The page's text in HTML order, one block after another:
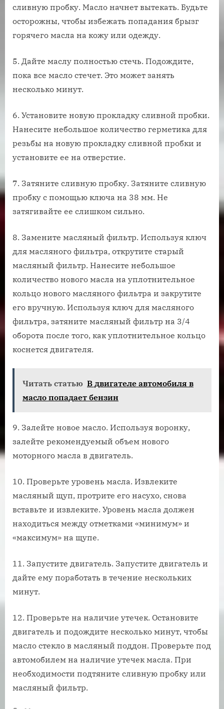
сливную пробку. Масло начнет вытекать. Будьте
осторожны, чтобы избежать попадания брызг
горячего масла на кожу или одежду.
5. Дайте маслу полностью стечь. Подождите,
пока все масло стечет. Это может занять
несколько минут.
6. Установите новую прокладку сливной пробки.
Нанесите небольшое количество герметика для
резьбы на новую прокладку сливной пробки и
установите ее на отверстие.
7. Затяните сливную пробку. Затяните сливную
пробку с помощью ключа на 38 мм. Не
затягивайте ее слишком сильно.
8. Замените масляный фильтр. Используя ключ
для масляного фильтра, открутите старый
масляный фильтр. Нанесите небольшое
количество нового масла на уплотнительное
кольцо нового масляного фильтра и закрутите
его вручную. Используя ключ для масляного
фильтра, затяните масляный фильтр на 3/4
оборота после того, как уплотнительное кольцо
коснется двигателя.
Читать статью В двигателе автомобиля в
масло попадает бензин
9. Залейте новое масло. Используя воронку,
залейте рекомендуемый объем нового
моторного масла в двигатель.
10. Проверьте уровень масла. Извлеките
масляный щуп, протрите его насухо, снова
вставьте и извлеките. Уровень масла должен
находиться между отметками «минимум» и
«максимум» на щупе.
11. Запустите двигатель. Запустите двигатель и
дайте ему поработать в течение нескольких
минут.
12. Проверьте на наличие утечек. Остановите
двигатель и подождите несколько минут, чтобы
масло стекло в масляный поддон. Проверьте под
автомобилем на наличие утечек масла. При
необходимости подтяните сливную пробку или
масляный фильтр.